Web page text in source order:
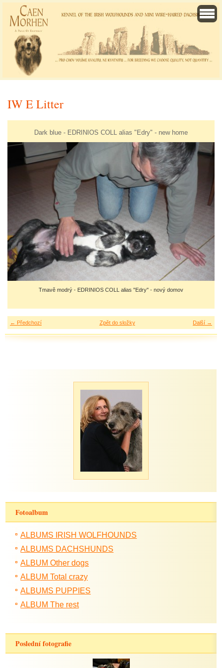
IW E Litter
Dark blue - EDRINIOS COLL alias "Edry" - new home
Tmavě modrý - EDRINIOS COLL alias "Edry" - nový domov
← Předchozí Další →
Zpět do složky
Fotoalbum
ALBUMS IRISH WOLFHOUNDS
ALBUMS DACHSHUNDS
ALBUM Other dogs
ALBUM Total crazy
ALBUMS PUPPIES
ALBUM The rest
Poslední fotografie